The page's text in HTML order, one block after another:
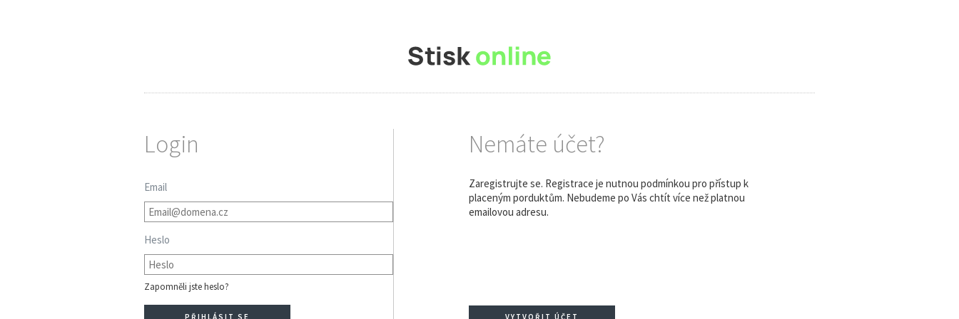
Login
Email
Heslo
Zapomněli jste heslo?
Nemáte účet?
Zaregistrujte se. Registrace je nutnou podmínkou pro přístup k
placeným porduktům. Nebudeme po Vás chtít více než platnou
emailovou adresu.
VYTVOŘIT ÚČET